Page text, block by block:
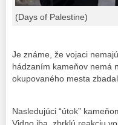
(Days of Palestine)
Je známe, že vojaci
hádzaním kameňov nemá
okupovaného mesta
Nasledujúci “útok”